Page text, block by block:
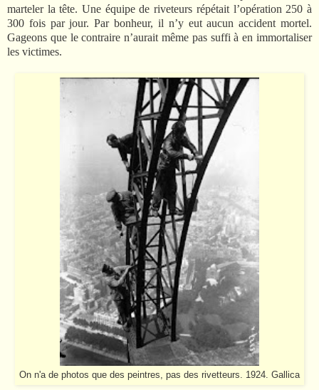
marteler la tête. Une équipe de riveteurs répétait l’opération 250 à
300 fois par jour. Par bonheur, il n’y eut aucun accident mortel.
Gageons que le contraire n’aurait même pas suffi à en immortaliser
les victimes.
On n'a de photos que des peintres, pas des rivetteurs. 1924. Gallica